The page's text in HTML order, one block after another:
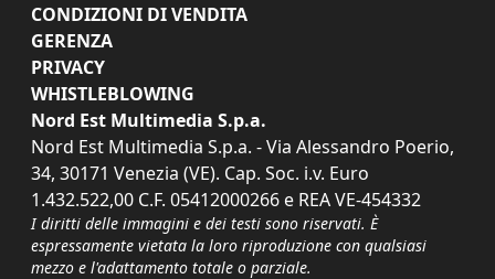
CONDIZIONI DI VENDITA
GERENZA
PRIVACY
WHISTLEBLOWING
Nord Est Multimedia S.p.a.
Nord Est Multimedia S.p.a. - Via Alessandro Poerio,
34, 30171 Venezia (VE). Cap. Soc. i.v. Euro
1.432.522,00 C.F. 05412000266 e REA VE-454332
I diritti delle immagini e dei testi sono riservati. È
espressamente vietata la loro riproduzione con qualsiasi
mezzo e l'adattamento totale o parziale.